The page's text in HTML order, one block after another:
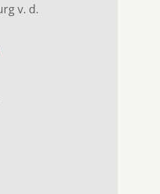
v. d.